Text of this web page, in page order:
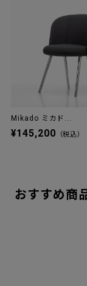
Mikado ミカド...
¥145,200 （税込）
おすすめ商